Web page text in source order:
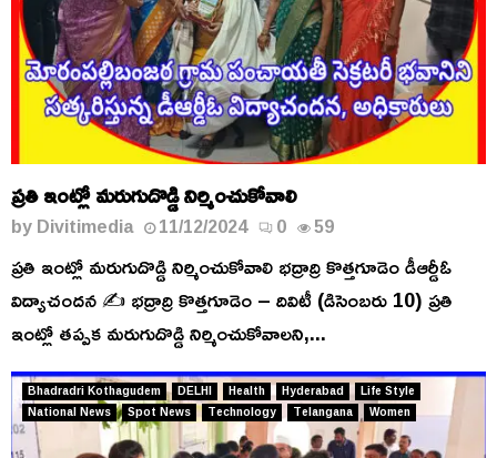
ప్రతి ఇంట్లో మరుగుదొడ్డి నిర్మించుకోవాలి
byDivitimedia 11/12/2024 0 59
ప్రతి ఇంట్లో మరుగుదొడ్డి నిర్మించుకోవాలి భద్రాద్రి కొత్తగూడెం డీఆర్డీఓ
విద్యాచందన ✍️ భద్రాద్రి కొత్తగూడెం – దివిటీ (డిసెంబరు 10) ప్రతి
ఇంట్లో తప్పక మరుగుదొడ్డి నిర్మించుకోవాలని,...
Bhadradri Kothagudem DELHI Health Hyderabad
Life Style
National News
Spot News Technology Telangana Women